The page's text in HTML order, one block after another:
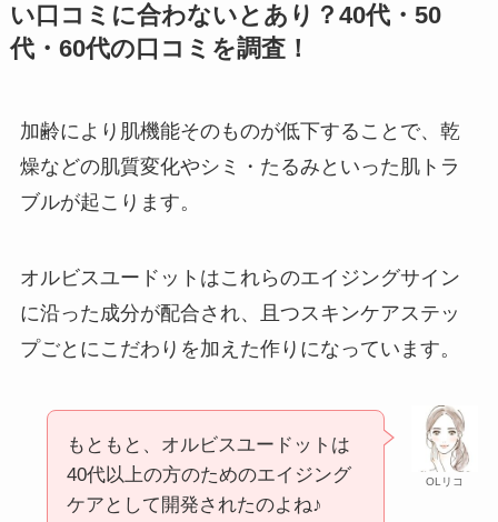
い口コミに合わないとあり？40代・50
代・60代の口コミを調査！
加齢により肌機能そのものが低下することで、乾
燥などの肌質変化やシミ・たるみといった肌トラ
ブルが起こります。
オルビスユードットはこれらのエイジングサイン
に沿った成分が配合され、且つスキンケアステッ
プごとにこだわりを加えた作りになっています。
OLリコ
もともと、オルビスユードットは
40代以上の方のためのエイジング
ケアとして開発されたのよね♪